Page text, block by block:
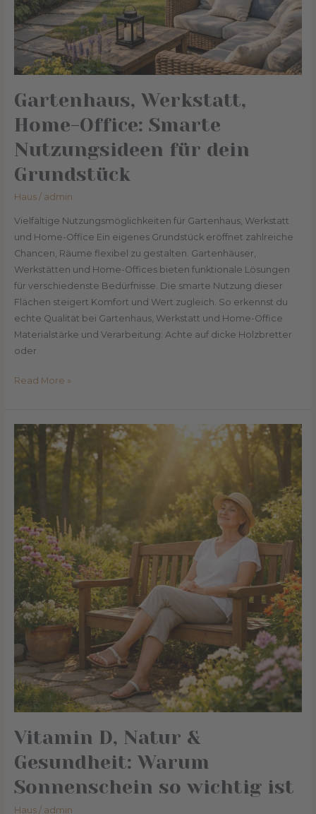
Gartenhaus, Werkstatt,
Home-Office: Smarte
Nutzungsideen für dein
Grundstück
Haus/ admin
Vielfältige Nutzungsmöglichkeiten für Gartenhaus, Werkstatt
und Home-Office Ein eigenes Grundstück eröffnet zahlreiche
Chancen, Räume flexibel zu gestalten. Gartenhäuser,
Werkstätten und Home-Offices bieten funktionale Lösungen
für verschiedenste Bedürfnisse. Die smarte Nutzung dieser
Flächen steigert Komfort und Wert zugleich. So erkennst du
echte Qualität bei Gartenhaus, Werkstatt und Home-Office
Materialstärke und Verarbeitung: Achte auf dicke Holzbretter
oder
Read More »
Vitamin D, Natur &
Gesundheit: Warum
Sonnenschein so wichtig ist
Haus/ admin
Vitamin
D,
Natur
Warum
Sonnenschein
so
wichtig
ist